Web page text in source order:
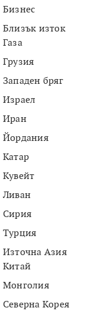
Бизнес
Близък изток
Газа
Грузия
Западен бряг
Израел
Иран
Йордания
Катар
Кувейт
Ливан
Сирия
Турция
Източна Азия
Китай
Монголия
Северна Корея